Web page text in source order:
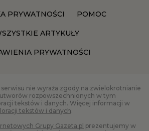
TRÓJMIASTO
WAŁBRZYCH
WARSZAWA
PRYWATNOŚCI POMOC
ARTYKUŁY
PRYWATNOŚCI
serwisu nie wyraża zgody na zwielokrotnianie
rozpowszechnionych w tym
tekstów i danych. Więcej informacji w
tekstów i danych.
Grupy Gazeta.pl prezentujemy w